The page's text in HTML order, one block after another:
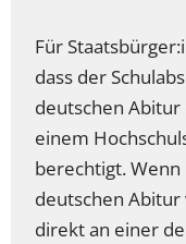
Für
dass der
deutschen
einem
berechtigt. Wenn
deutschen Abitur
direkt an einer